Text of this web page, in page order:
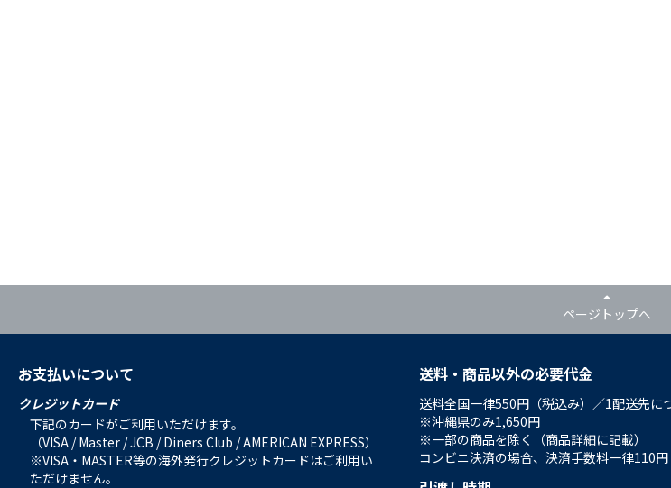
ページトップへ
お支払いについて
クレジットカード
下記のカードがご利用いただけます。
（VISA / Master / JCB / Diners Club / AMERICAN EXPRESS）
※VISA・MASTER等の海外発行クレジットカードはご利用い
ただけません。
送料・商品以外の必要代金
送料全国一律550円（税込み）／1配送先に
※沖縄県のみ1,650円
※一部の商品を除く（商品詳細に記載）
コンビニ決済の場合、決済手数料一律110円